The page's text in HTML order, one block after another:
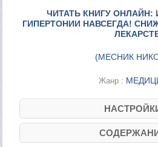
ЧИТАТЬ КНИГУ ОНЛАЙН:
ГИПЕРТОНИИ НАВСЕГДА!
(МЕСНИК
Жанр :